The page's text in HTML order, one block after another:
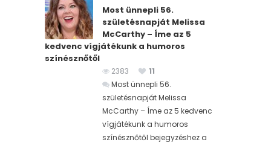
Most ünnepli 56.
születésnapját Melissa
McCarthy – Íme az 5
kedvenc vígjátékunk a humoros
színésznőtől
2383
11
Most ünnepli 56.
születésnapját Melissa
McCarthy – Íme az 5 kedvenc
vígjátékunk a humoros
színésznőtől bejegyzéshez a